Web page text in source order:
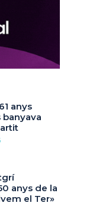
anys
anys de la
el Ter»